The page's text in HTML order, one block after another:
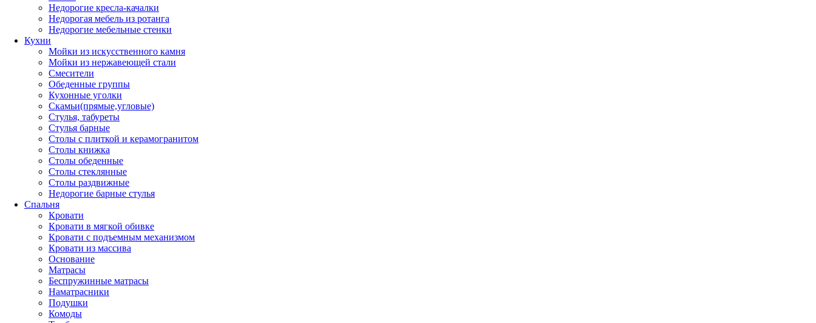
Недорогие кресла-качалки
Недорогая мебель из ротанга
Недорогие мебельные стенки
Кухни
Мойки из искусственного камня
Мойки из нержавеющей стали
Смесители
Обеденные группы
Кухонные уголки
Скамьи(прямые,угловые)
Стулья, табуреты
Стулья барные
Столы с плиткой и керамогранитом
Столы книжка
Столы обеденные
Столы стеклянные
Столы раздвижные
Недорогие барные стулья
Спальня
Кровати
Кровати в мягкой обивке
Кровати с подъемным механизмом
Кровати из массива
Основание
Матрасы
Беспружинные матрасы
Наматрасники
Подушки
Комоды